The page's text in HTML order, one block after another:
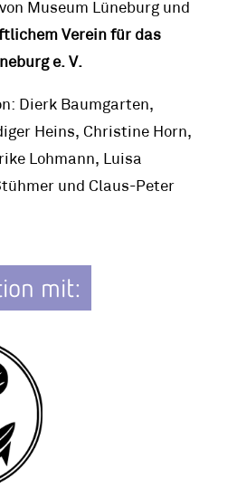
Museum Lüneburg und
Verein für das
e. V.
Dierk Baumgarten,
Heins, Christine Horn,
Lohmann, Luisa
und Claus-Peter
mit: